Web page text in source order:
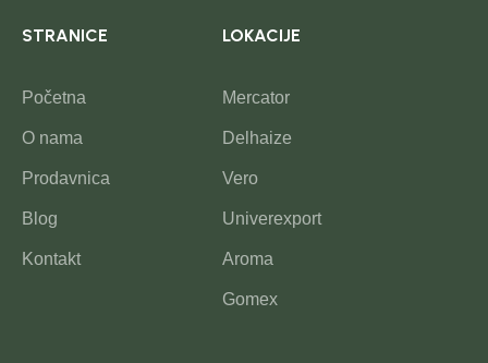
STRANICE
Početna
O nama
Prodavnica
Blog
Kontakt
LOKACIJE
Mercator
Delhaize
Vero
Univerexport
Aroma
Gomex